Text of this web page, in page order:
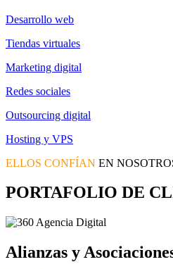
Desarrollo web
Tiendas virtuales
Marketing digital
Redes sociales
Outsourcing digital
Hosting y VPS
ELLOS CONFÍAN EN
PORTAFOLIO DE
Alianzas y